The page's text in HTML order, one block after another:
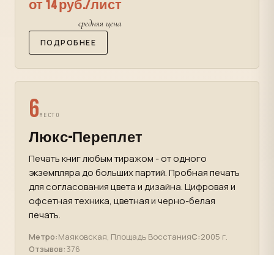
от 14 руб./лист
средняя цена
ПОДРОБНЕЕ
6МЕСТО
Люкс-Переплет
Печать книг любым тиражом - от одного
экземпляра до больших партий. Пробная печать
для согласования цвета и дизайна. Цифровая и
офсетная техника, цветная и черно-белая
печать.
Метро:Маяковская, Площадь ВосстанияС:2005 г.
Отзывов:376